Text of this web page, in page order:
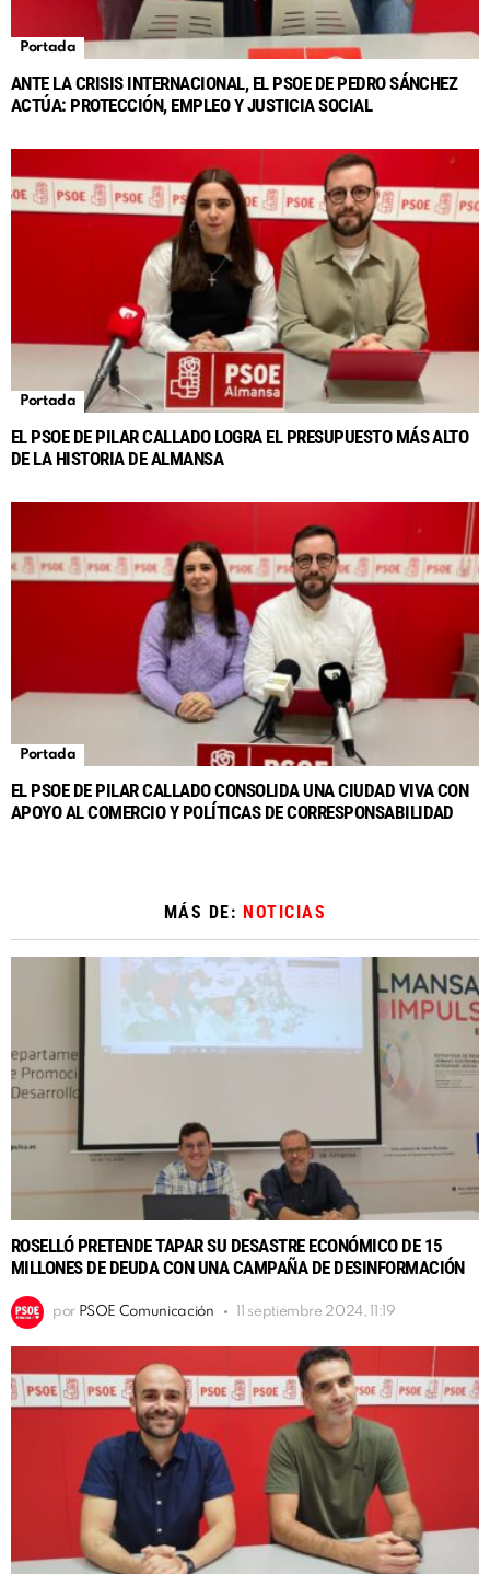
Portada
ANTE LA CRISIS INTERNACIONAL, EL PSOE DE PEDRO SÁNCHEZ
ACTÚA: PROTECCIÓN, EMPLEO Y JUSTICIA SOCIAL
Portada
EL PSOE DE PILAR CALLADO LOGRA EL PRESUPUESTO MÁS ALTO
DE LA HISTORIA DE ALMANSA
Portada
EL PSOE DE PILAR CALLADO CONSOLIDA UNA CIUDAD VIVA CON
APOYO AL COMERCIO Y POLÍTICAS DE CORRESPONSABILIDAD
MÁS DE: NOTICIAS
ROSELLÓ PRETENDE TAPAR SU DESASTRE ECONÓMICO DE 15
MILLONES DE DEUDA CON UNA CAMPAÑA DE DESINFORMACIÓN
por PSOE Comunicación 11 septiembre 2024, 11:19